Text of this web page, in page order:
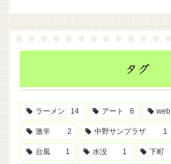
タグ
ラーメン 14 アート 6 web
激辛 2 中野サンプラザ 1
台風 1 水没 1 下町